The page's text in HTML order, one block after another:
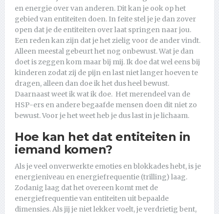
en energie over van anderen. Dit kan je ook op het
gebied van entiteiten doen. In feite stel je je dan zover
open dat je de entiteiten over laat springen naar jou.
Een reden kan zijn dat je het zielig voor de ander vindt.
Alleen meestal gebeurt het nog onbewust. Wat je dan
doet is zeggen kom maar bij mij. Ik doe dat wel eens bij
kinderen zodat zij de pijn en last niet langer hoeven te
dragen, alleen dan doe ik het dus heel bewust.
Daarnaast weet ik wat ik doe. Het merendeel van de
HSP-ers en andere begaafde mensen doen dit niet zo
bewust. Voor je het weet heb je dus last in je lichaam.
Hoe kan het dat entiteiten in
iemand komen?
Als je veel onverwerkte emoties en blokkades hebt, is je
energieniveau en energiefrequentie (trilling) laag.
Zodanig laag dat het overeen komt met de
energiefrequentie van entiteiten uit bepaalde
dimensies. Als jij je niet lekker voelt, je verdrietig bent,